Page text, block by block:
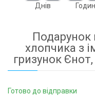
Днів Годин
Подарунок
хлопчика з
гризунок
Готово до відправки